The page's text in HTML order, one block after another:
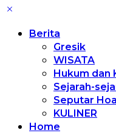
Berita
Gresik
WISATA
Hukum dan
Sejarah-
Seputar
KULINER
Home